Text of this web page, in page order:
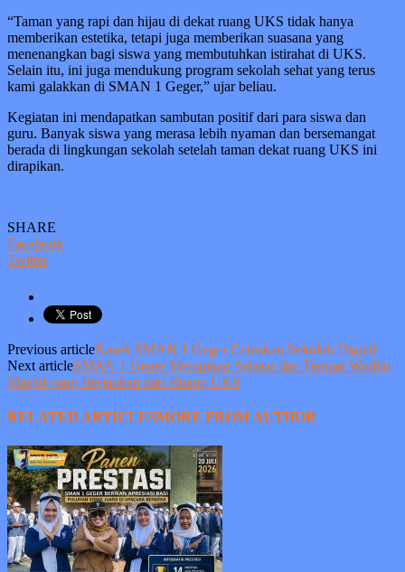
“Taman yang rapi dan hijau di dekat ruang UKS tidak hanya
memberikan estetika, tetapi juga memberikan suasana yang
menenangkan bagi siswa yang membutuhkan istirahat di UKS.
Selain itu, ini juga mendukung program sekolah sehat yang terus
kami galakkan di SMAN 1 Geger,” ujar beliau.
Kegiatan ini mendapatkan sambutan positif dari para siswa dan
guru. Banyak siswa yang merasa lebih nyaman dan bersemangat
berada di lingkungan sekolah setelah taman dekat ruang UKS ini
dirapikan.
SHARE
Facebook
Twitter
Previous articleKasek SMAN 1 Geger Cetuskan Sekolah Digital
Next articleSMAN 1 Geger Merapikan Selasar dan Tempat Wudhu
Masjid yang Berjauhan dari Ruang UKS
RELATED ARTICLESMORE FROM AUTHOR